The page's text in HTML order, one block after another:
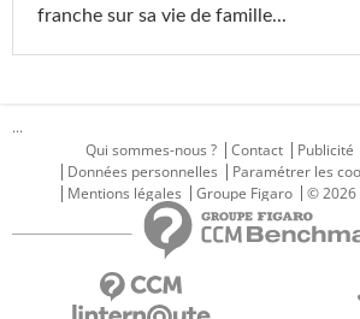
franche sur sa vie de famille...
...
Qui sommes-nous ?
Contact Publicité
Données personnelles
Paramétrer les
Mentions légales
Groupe Figaro © 2026